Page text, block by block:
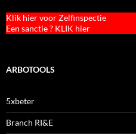
Klik hier voor Zelfinspectie
Een sanctie ? KLIK hier
ARBOTOOLS
5xbeter
Branch RI&E